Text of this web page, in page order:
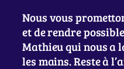
Nous vous
et de rendre
Mathieu qui nous a
les mains. Reste à